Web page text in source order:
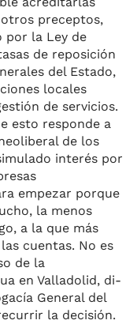
preceptos,
por la Ley de
de reposición
del Estado,
locales
de servicios.
esto responde a
de los
interés por
empezar porque
la menos
a la que más
cuen­tas. No es
de la
en Valladolid, di­
General del
la decisión.